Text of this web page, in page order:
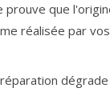
prouve que
réalisée par